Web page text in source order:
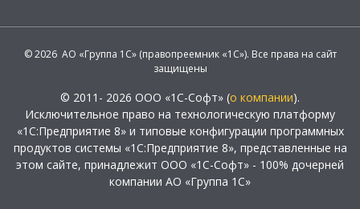
© 2026 АО «Группа 1С» (правопреемник «1С»). Все права на сайт
защищены
© 2011- 2026 ООО «1С-Софт» (о компании).
Исключительное право на технологическую платформу
«1С:Предприятие 8» и типовые конфигурации программных
продуктов системы «1С:Предприятие 8», представленные на
этом сайте, принадлежит ООО «1С-Софт» - 100% дочерней
компании АО «Группа 1С»